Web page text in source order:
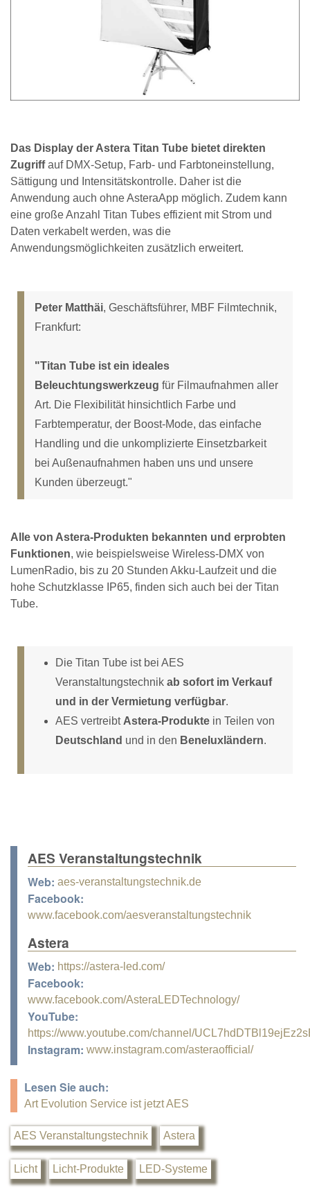
Das Display der Astera Titan Tube bietet direkten
Zugriffauf DMX-Setup, Farb- und Farbtoneinstellung,
Sättigung und Intensitätskontrolle. Daher ist die
Anwendung auch ohne AsteraApp möglich. Zudem kann
eine große Anzahl Titan Tubes effizient mit Strom und
Daten verkabelt werden, was die
Anwendungsmöglichkeiten zusätzlich erweitert.
Peter Matthäi, Geschäftsführer, MBF Filmtechnik,
Frankfurt:
"Titan Tube ist ein ideales
Beleuchtungswerkzeug für Filmaufnahmen aller
Art. Die Flexibilität hinsichtlich Farbe und
Farbtemperatur, der Boost-Mode, das einfache
Handling und die unkomplizierte Einsetzbarkeit
bei Außenaufnahmen haben uns und unsere
Kunden überzeugt."
Alle von Astera-Produkten bekannten und erprobten
Funktionen, wie beispielsweise Wireless-DMX von
LumenRadio, bis zu 20 Stunden Akku-Laufzeit und die
hohe Schutzklasse IP65, finden sich auch bei der Titan
Tube.
Die Titan Tube ist bei AES
Veranstaltungstechnik ab sofort im Verkauf
und in der Vermietung verfügbar.
AES vertreibt Astera-Produkte in Teilen von
Deutschland und in den Beneluxländern.
AES Veranstaltungstechnik
Web: aes-veranstaltungstechnik.de
Facebook:
www.facebook.com/aesveranstaltungstechnik
Astera
Web: https://astera-led.com/
Facebook:
www.facebook.com/AsteraLEDTechnology/
YouTube:
https://www.youtube.com/channel/
Instagram: www.instagram.com/asteraofficial/
Lesen Sie auch:
Art Evolution Service ist jetzt AES
AES Veranstaltungstechnik Astera
Licht Licht-Produkte LED-Systeme